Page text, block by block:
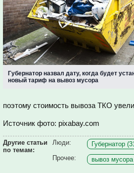
Губернатор назвал дату, когда будет
новый тариф на вывоз мусора
поэтому стоимость вывоза ТКО
Источник фото: pixabay.com
Другие статьи
по темам:
Люди: Губернатор
Прочее:
вывоз